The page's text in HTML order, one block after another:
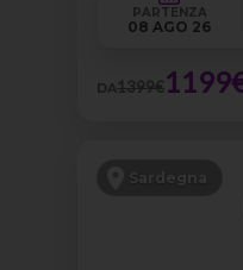
PARTENZA
08 AGO 26
DA1399€
Sardegna